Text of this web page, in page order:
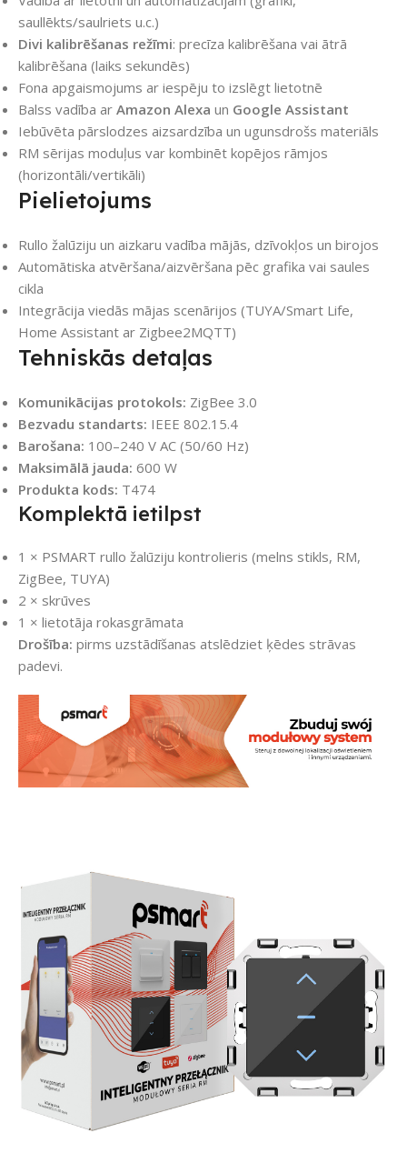
saullēkts/saulriets u.c.)
Divi kalibrēšanas režīmi: precīza kalibrēšana vai ātrā
kalibrēšana (laiks sekundēs)
Fona apgaismojums ar iespēju to izslēgt lietotnē
Balss vadība ar Amazon Alexa un Google Assistant
Iebūvēta pārslodzes aizsardzība un ugunsdrošs materiāls
RM sērijas moduļus var kombinēt kopējos rāmjos
(horizontāli/vertikāli)
Pielietojums
Rullo žalūziju un aizkaru vadība mājās, dzīvokļos un birojos
Automātiska atvēršana/aizvēršana pēc grafika vai saules
cikla
Integrācija viedās mājas scenārijos (TUYA/Smart Life,
Home Assistant ar Zigbee2MQTT)
Tehniskās detaļas
Komunikācijas protokols: ZigBee 3.0
Bezvadu standarts: IEEE 802.15.4
Barošana: 100–240 V AC (50/60 Hz)
Maksimālā jauda: 600 W
Produkta kods: T474
Komplektā ietilpst
1 × PSMART rullo žalūziju kontrolieris (melns stikls, RM,
ZigBee, TUYA)
2 × skrūves
1 × lietotāja rokasgrāmata
Drošība: pirms uzstādīšanas atslēdziet ķēdes strāvas
padevi.